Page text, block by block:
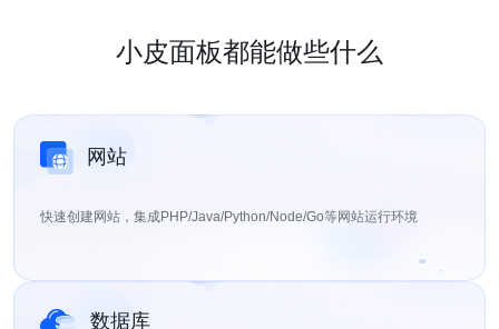
小皮面板都能做些什么
网站
快速创建网站，集成PHP/Java/Python/Node/Go等网站运行环境
数据库